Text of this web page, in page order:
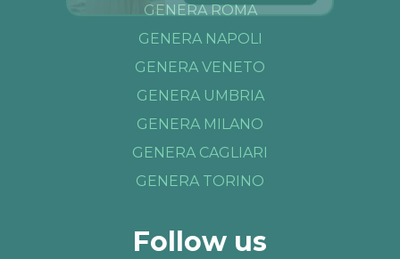
GENERA ROMA
GENERA NAPOLI
GENERA VENETO
GENERA UMBRIA
GENERA MILANO
GENERA CAGLIARI
GENERA TORINO
Follow us